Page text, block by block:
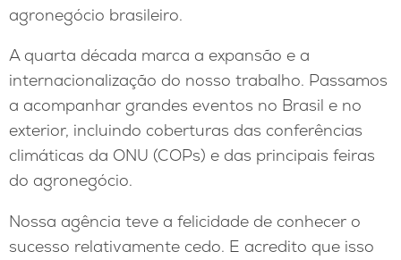
agronegócio brasileiro.
A quarta década marca a expansão e a
internacionalização do nosso trabalho. Passamos
a acompanhar grandes eventos no Brasil e no
exterior, incluindo coberturas das conferências
climáticas da ONU (COPs) e das principais feiras
do agronegócio.
Nossa agência teve a felicidade de conhecer o
sucesso relativamente cedo. E acredito que isso